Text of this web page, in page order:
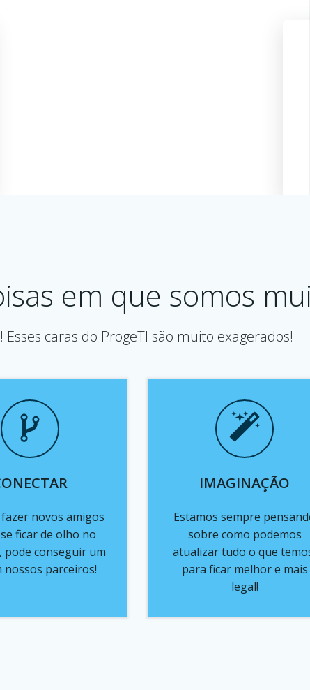
em que somos
Esses caras do ProgeTI são muito exagerados!
fazer novos amigos
ficar de olho no
pode conseguir um
nossos parceiros!
IMAGINAÇÃO
Estamos sempre
sobre como podemos
atualizar tudo o que
para ficar melhor e mais
legal!